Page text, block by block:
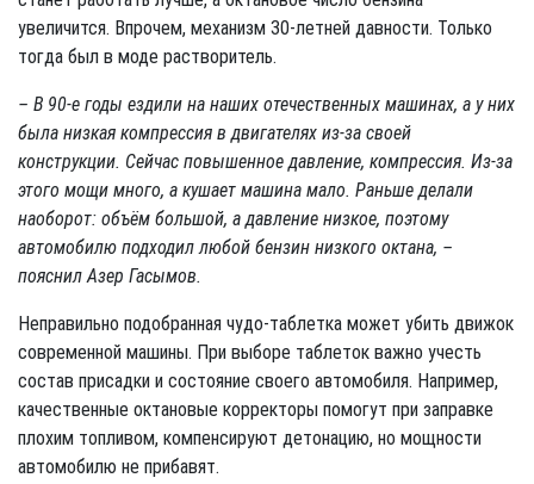
увеличится. Впрочем, механизм 30-летней давности. Только
тогда был в моде растворитель.
– В 90-е годы ездили на наших отечественных машинах, а у них
была низкая компрессия в двигателях из-за своей
конструкции. Сейчас повышенное давление, компрессия. Из-за
этого мощи много, а кушает машина мало. Раньше делали
наоборот: объём большой, а давление низкое, поэтому
автомобилю подходил любой бензин низкого октана, –
пояснил Азер Гасымов.
Неправильно подобранная чудо-таблетка может убить движок
современной машины. При выборе таблеток важно учесть
состав присадки и состояние своего автомобиля. Например,
качественные октановые корректоры помогут при заправке
плохим топливом, компенсируют детонацию, но мощности
автомобилю не прибавят.